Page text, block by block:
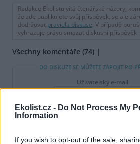
Ekolist.cz - Do Not Process My
Information
If you wish to opt-out of the sale,
Redakce Ekolistu vítá čtenářské názory,
že zde publikujete svůj příspěvek, se ale
dodržovat pravidla diskuse. V případě
vyhrazuje právo smazat diskusní příspěvěk
Všechny komentáře (74)
DO DISKUZE SE MŮŽETE ZAPOJIT PO
Uživatelský e-mail
Heslo